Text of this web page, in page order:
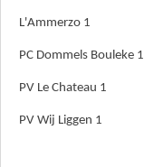
L'Ammerzo 1
PC Dommels Bouleke 1
PV Le Chateau 1
PV Wij Liggen 1